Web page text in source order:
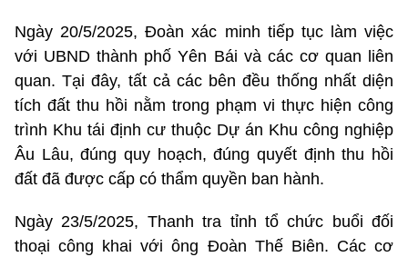
Ngày 20/5/2025, Đoàn xác minh tiếp tục làm việc
với UBND thành phố Yên Bái và các cơ quan liên
quan. Tại đây, tất cả các bên đều thống nhất diện
tích đất thu hồi nằm trong phạm vi thực hiện công
trình Khu tái định cư thuộc Dự án Khu công nghiệp
Âu Lâu, đúng quy hoạch, đúng quyết định thu hồi
đất đã được cấp có thẩm quyền ban hành.
Ngày 23/5/2025, Thanh tra tỉnh tổ chức buổi đối
thoại công khai với ông Đoàn Thế Biên. Các cơ